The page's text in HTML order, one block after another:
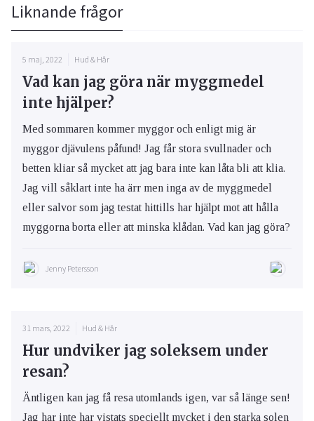
Liknande frågor
5 maj, 2022 Hud & Hår
Vad kan jag göra när myggmedel
inte hjälper?
Med sommaren kommer myggor och enligt mig är
myggor djävulens påfund! Jag får stora svullnader och
betten kliar så mycket att jag bara inte kan låta bli att klia.
Jag vill såklart inte ha ärr men inga av de myggmedel
eller salvor som jag testat hittills har hjälpt mot att hålla
myggorna borta eller att minska klådan. Vad kan jag göra?
Jenny Petersson
31 mars, 2022 Hud & Hår
Hur undviker jag soleksem under
resan?
Äntligen kan jag få resa utomlands igen, var så länge sen!
Jag har inte har vistats speciellt mycket i den starka solen